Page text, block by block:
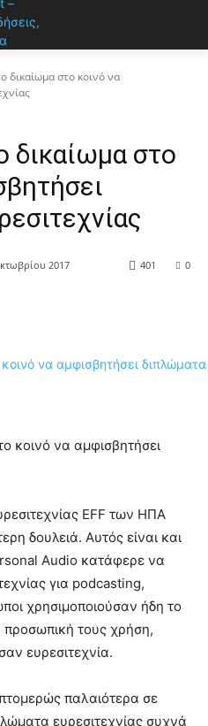
δικαίωμα στο κοινό να
δικαίωμα στο
2017 0
401
κοινό να αμφισβητήσει
EFF των ΗΠΑ
δουλειά. Αυτός είναι και
Audio κατάφερε να
για podcasting,
χρησιμοποιούσαν ήδη το
προσωπική τους χρήση,
ευρεσιτεχνία.
παλαιότερα σε
ευρεσιτεχνίας συχνά